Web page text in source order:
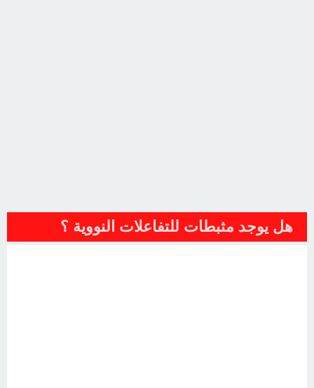
هل يوجد مثبطات للتفاعلات النووية ؟